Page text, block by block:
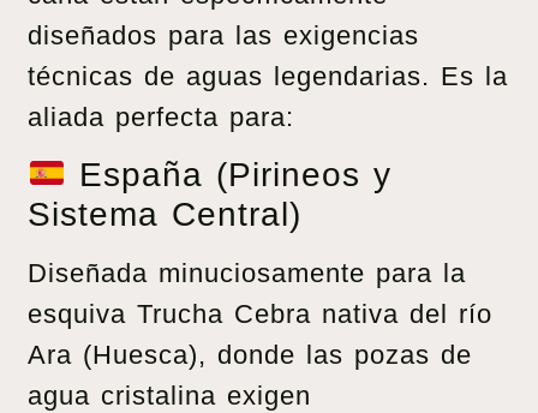
diseñados para las exigencias
técnicas de aguas legendarias. Es la
aliada perfecta para:
España (Pirineos y
Sistema Central)
Diseñada minuciosamente para la
esquiva Trucha Cebra nativa del río
Ara (Huesca), donde las pozas de
agua cristalina exigen